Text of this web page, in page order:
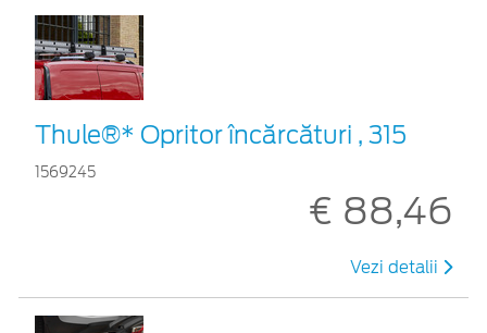
Thule®* Opritor încărcături , 315
1569245
€ 88,46
Vezi detalii